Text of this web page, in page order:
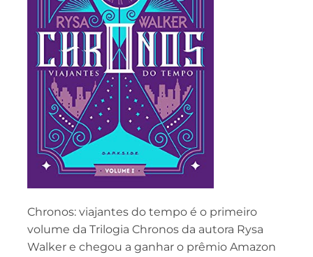
Chronos: viajantes do tempo é o primeiro
volume da Trilogia Chronos da autora Rysa
Walker e chegou a ganhar o prêmio Amazon